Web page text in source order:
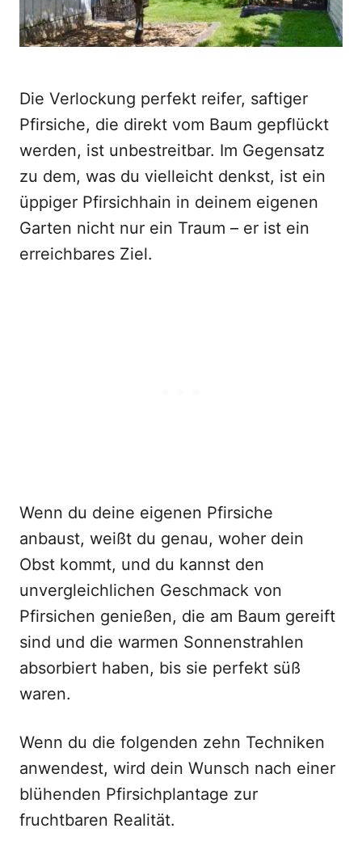
Die Verlockung perfekt reifer, saftiger
Pfirsiche, die direkt vom Baum gepflückt
werden, ist unbestreitbar. Im Gegensatz
zu dem, was du vielleicht denkst, ist ein
üppiger Pfirsichhain in deinem eigenen
Garten nicht nur ein Traum – er ist ein
erreichbares Ziel.
Wenn du deine eigenen Pfirsiche
anbaust, weißt du genau, woher dein
Obst kommt, und du kannst den
unvergleichlichen Geschmack von
Pfirsichen genießen, die am Baum gereift
sind und die warmen Sonnenstrahlen
absorbiert haben, bis sie perfekt süß
waren.
Wenn du die folgenden zehn Techniken
anwendest, wird dein Wunsch nach einer
blühenden Pfirsichplantage zur
fruchtbaren Realität.